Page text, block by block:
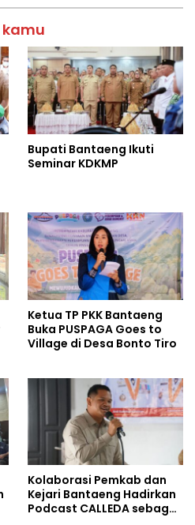
Bupati Bantaeng Ikuti
Seminar KDKMP
Ketua TP PKK Bantaeng
Buka PUSPAGA Goes to
Village di Desa Bonto Tiro
Kolaborasi Pemkab dan
Kejari Bantaeng Hadirkan
Podcast CALLEDA sebagai